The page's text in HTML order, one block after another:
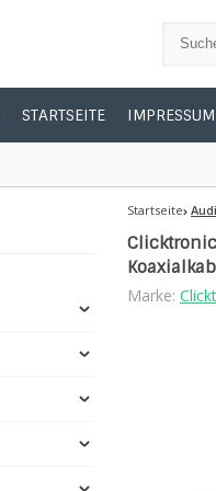
STARTSEITE IMPRESSUM
Startseite
Marke: